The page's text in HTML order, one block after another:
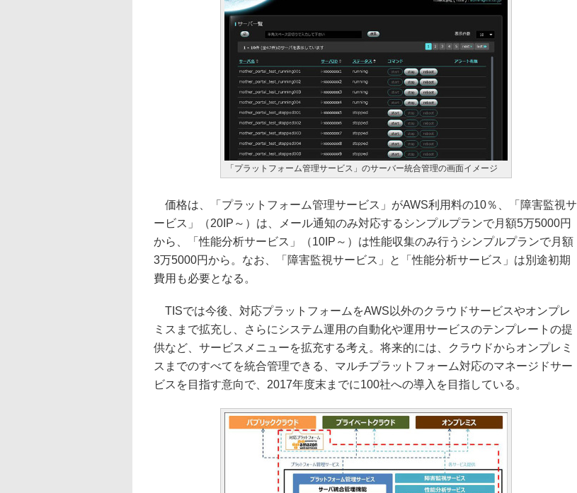
「プラットフォーム管理サービス」のサーバー統合管理の画面イメージ
価格は、「プラットフォーム管理サービス」がAWS利用料の10％、「障害監視サ
ービス」（20IP～）は、メール通知のみ対応するシンプルプランで月額5万5000円
から、「性能分析サービス」（10IP～）は性能収集のみ行うシンプルプランで月額
3万5000円から。なお、「障害監視サービス」と「性能分析サービス」は別途初期
費用も必要となる。
TISでは今後、対応プラットフォームをAWS以外のクラウドサービスやオンプレ
ミスまで拡充し、さらにシステム運用の自動化や運用サービスのテンプレートの提
供など、サービスメニューを拡充する考え。将来的には、クラウドからオンプレミ
スまでのすべてを統合管理できる、マルチプラットフォーム対応のマネージドサー
ビスを目指す意向で、2017年度末までに100社への導入を目指している。